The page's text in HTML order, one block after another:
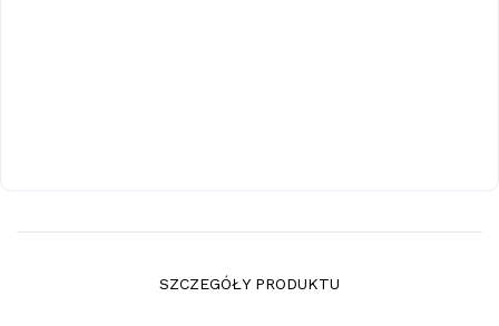
SZCZEGÓŁY PRODUKTU